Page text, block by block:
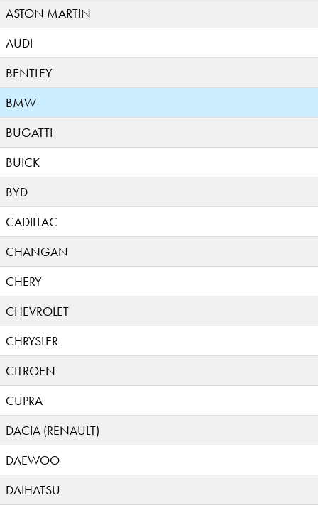
ASTON MARTIN
AUDI
BENTLEY
BMW
BUGATTI
BUICK
BYD
CADILLAC
CHANGAN
CHERY
CHEVROLET
CHRYSLER
CITROEN
CUPRA
DACIA (RENAULT)
DAEWOO
DAIHATSU